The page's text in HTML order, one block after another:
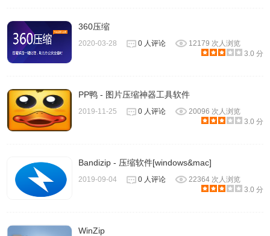
360压缩
2020-03-28 0 人评论
12179 次人浏览
3.0 分
PP鸭 - 图片压缩神器工具软件
2019-11-25 0 人评论
20096 次人浏览
3.0 分
Bandizip - 压缩软件[windows&mac]
2019-09-04 0 人评论
22364 次人浏览
3.0 分
WinZip